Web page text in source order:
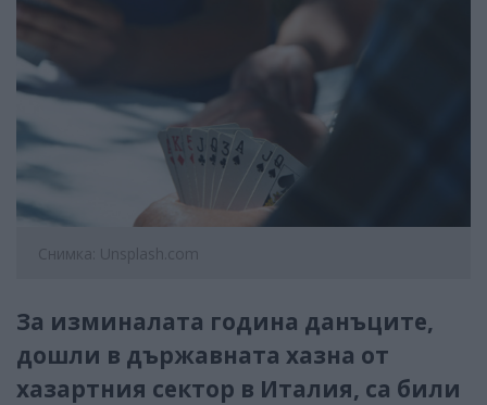
Снимка: Unsplash.com
За изминалата година данъците,
дошли в държавната хазна от
хазартния сектор в Италия, са били